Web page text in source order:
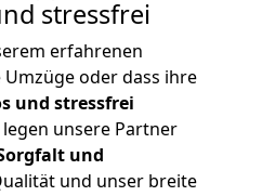
stressfrei
erfahrenen
oder dass ihre
und stressfrei
unsere Partner
und
und unser breite